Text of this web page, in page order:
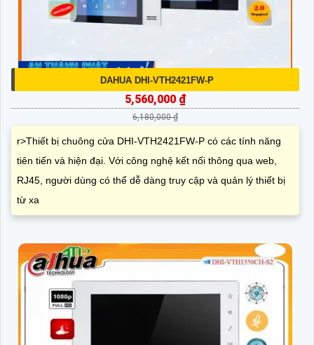
DAHUA DHI-VTH2421FW-P
5,560,000 ₫
6,180,000 ₫
r>Thiết bị chuông cửa DHI-VTH2421FW-P có các tính năng
tiên tiến và hiện đại. Với công nghệ kết nối thông qua web,
RJ45, người dùng có thể dễ dàng truy cập và quản lý thiết bị
từ xa